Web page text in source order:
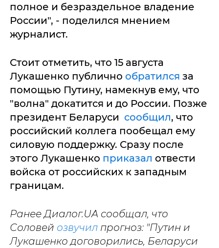
полное и безраздельное владение
России", - поделился мнением
журналист.
Стоит отметить, что 15 августа
Лукашенко публично обратился за
помощью Путину, намекнув ему, что
"волна" докатится и до России. Позже
президент Беларуси сообщил, что
российский коллега пообещал ему
силовую поддержку. Сразу после
этого Лукашенко приказал отвести
войска от российских к западным
границам.
Ранее Диалог.UA сообщал, что
Соловей озвучил прогноз: "Путин и
Лукашенко договорились, Беларуси